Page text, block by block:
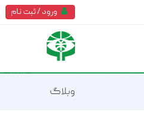
ورود / ثبت نام
وبلاگ